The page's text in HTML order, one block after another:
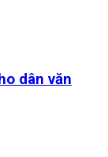
dân văn